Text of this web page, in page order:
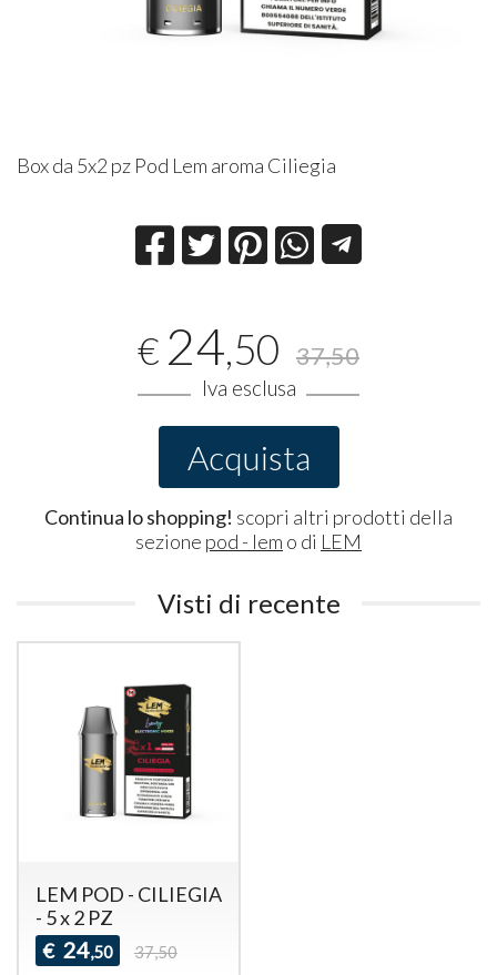
Box da 5x2 pz Pod Lem aroma Ciliegia
€ 24,50 37,50
Iva esclusa
Acquista
Continua lo shopping! scopri altri prodotti della
sezione pod - lem o di LEM
Visti di recente
LEM POD - CILIEGIA
- 5 x 2 PZ
€ 24,50 37,50